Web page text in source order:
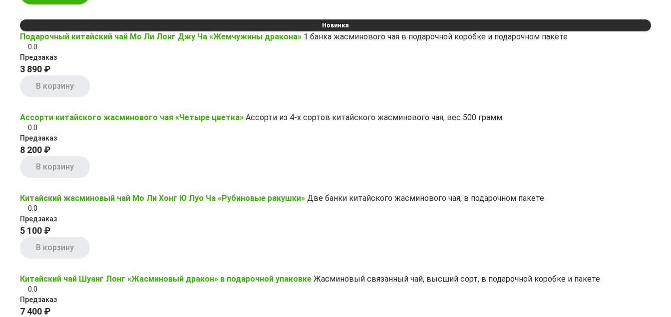
Новинка
Подарочный китайский чай Мо Ли Лонг Джу Ча «Жемчужины дракона» 1 банка жасминового чая в подарочной коробке и подарочном пакете
0.0
Предзаказ
3 890 ₽
В корзину
Ассорти китайского жасминового чая «Четыре цветка» Ассорти из 4-х сортов китайского жасминового чая, вес 500 грамм
0.0
Предзаказ
8 200 ₽
В корзину
Китайский жасминовый чай Мо Ли Хонг Ю Луо Ча «Рубиновые ракушки» Две банки китайского жасминового чая, в подарочном пакете
0.0
Предзаказ
5 100 ₽
В корзину
Китайский чай Шуанг Лонг «Жасминовый дракон» в подарочной упаковке Жасминовый связанный чай, высший сорт, в подарочной коробке и пакете
0.0
Предзаказ
7 400 ₽